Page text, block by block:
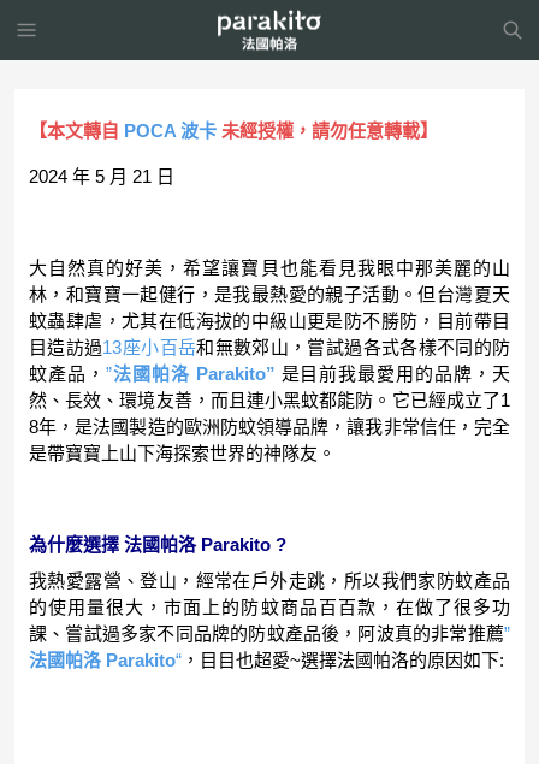
【本文轉自 POCA 波卡 未經授權，請勿任意轉載】
2024 年 5 月 21 日
大自然真的好美，希望讓寶貝也能看見我眼中那美麗的山
林，和寶寶一起健行，是我最熱愛的親子活動。但台灣夏天
蚊蟲肆虐，尤其在低海拔的中級山更是防不勝防，目前帶目
目造訪過13座小百岳和無數郊山，嘗試過各式各樣不同的防
蚊產品， ”法國帕洛 Parakito” 是目前我最愛用的品牌，天
然、長效、環境友善，而且連小黑蚊都能防。它已經成立了1
8年，是法國製造的歐洲防蚊領導品牌，讓我非常信任，完全
是帶寶寶上山下海探索世界的神隊友。
為什麼選擇 法國帕洛 Parakito ?
我熱愛露營、登山，經常在戶外走跳，所以我們家防蚊產品
的使用量很大，市面上的防蚊商品百百款，在做了很多功
課、嘗試過多家不同品牌的防蚊產品後，阿波真的非常推薦”
法國帕洛 Parakito“ ，目目也超愛~選擇法國帕洛的原因如下: